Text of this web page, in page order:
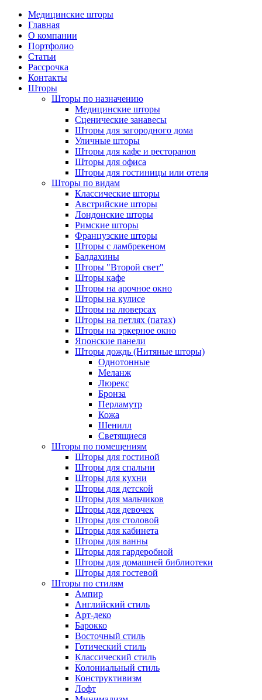
Медицинские шторы
Главная
О компании
Портфолио
Статьи
Рассрочка
Контакты
Шторы
Шторы по назначению
Медицинские шторы
Сценические занавесы
Шторы для загородного дома
Уличные шторы
Шторы для кафе и ресторанов
Шторы для офиса
Шторы для гостиницы или отеля
Шторы по видам
Классические шторы
Австрийские шторы
Лондонские шторы
Римские шторы
Французские шторы
Шторы с ламбрекеном
Балдахины
Шторы "Второй свет"
Шторы кафе
Шторы на арочное окно
Шторы на кулисе
Шторы на люверсах
Шторы на петлях (патах)
Шторы на эркерное окно
Японские панели
Шторы дождь (Нитяные шторы)
Однотонные
Меланж
Люрекс
Бронза
Перламутр
Кожа
Шенилл
Светящиеся
Шторы по помещениям
Шторы для гостиной
Шторы для спальни
Шторы для кухни
Шторы для детской
Шторы для мальчиков
Шторы для девочек
Шторы для столовой
Шторы для кабинета
Шторы для ванны
Шторы для гардеробной
Шторы для домашней библиотеки
Шторы для гостевой
Шторы по стилям
Ампир
Английский стиль
Арт-деко
Барокко
Восточный стиль
Готический стиль
Классический стиль
Колониальный стиль
Конструктивизм
Лофт